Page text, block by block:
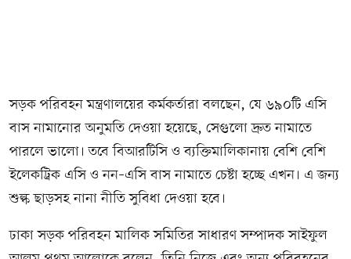
সড়ক পরিবহন মন্ত্রণালয়ের কর্মকর্তারা বলছেন, যে ৬৯০টি এসি
বাস নামানোর অনুমতি দেওয়া হয়েছে, সেগুলো দ্রুত নামাতে
পারলে ভালো। তবে বিআরটিসি ও ব্যক্তিমালিকানায় বেশি বেশি
ইলেকট্রিক এসি ও নন–এসি বাস নামাতে চেষ্টা হচ্ছে এখন। এ জন্য
শুল্ক ছাড়সহ নানা নীতি সুবিধা দেওয়া হবে।
ঢাকা সড়ক পরিবহন মালিক সমিতির সাধারণ সম্পাদক সাইফুল